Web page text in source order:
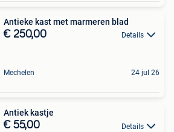
Antieke kast met marmeren blad
€ 250,00 Details
Mechelen 24 jul 26
Antiek kastje
€ 55,00 Details